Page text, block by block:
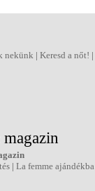
nekünk | Keresd a nőt! |
| La femme ajándékba